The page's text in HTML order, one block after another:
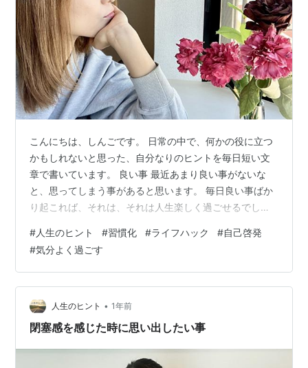
こんにちは、しんごです。 日常の中で、何かの役に立つ
かもしれないと思った、自分なりのヒントを毎日短い文
章で書いています。 良い事 最近あまり良い事がないな
と、思ってしまう事があると思います。 毎日良い事ばか
り起これば、それは、それは人生楽しく過ごせるでしょ
ッとしないですし、普通な感じが続いています。 努力が
足りないのかとか、何か間違っているのかなどと、色々
考えてはみますが、具体的に何も思い浮かびません。 そ
うした状況になった時に、一つ思い出してほしい事があ
ります。 余裕 あまり良い事がないなと思った時に、思い
出してほしい事は、 「悩む余裕がで…
#人生のヒント #習慣化 #ライフハック #自己啓発
#気分よく過ごす
人生のヒント • 1年前
閉塞感を感じた時に思い出したい事